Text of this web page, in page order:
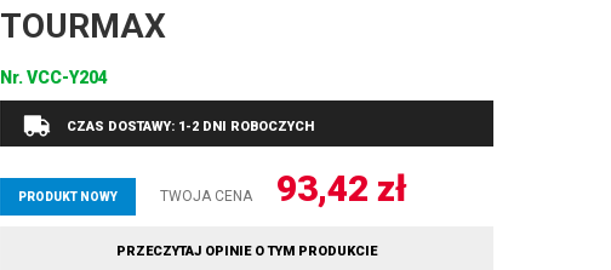
TOURMAX
Nr.VCC-Y204
CZAS DOSTAWY: 1-2 DNI ROBOCZYCH
PRODUKT NOWY TWOJA CENA 93,42 zł
PRZECZYTAJ OPINIE O TYM PRODUKCIE